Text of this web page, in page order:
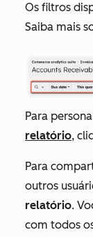
Os filtros
Saiba mais
Para
relatório,
Para
outros
relatório.
com todos